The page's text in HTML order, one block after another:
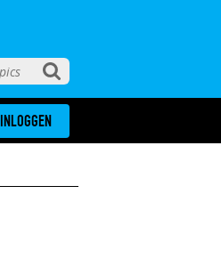
INLOGGEN